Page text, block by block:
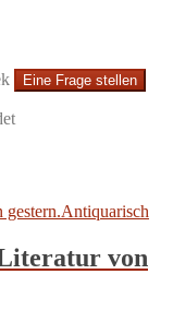
Eine Frage stellen
Antiquarisch
von